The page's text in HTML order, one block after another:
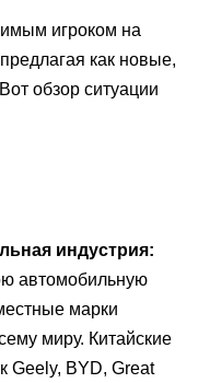
игроком на
как новые,
обзор ситуации
индустрия:
автомобильную
марки
миру. Китайские
Geely, BYD, Great